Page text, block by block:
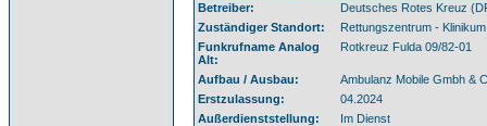
Betreiber:
Deutsches Rotes Kreuz
Zuständiger Standort:
Rettungszentrum - Klinikum
Funkrufname Analog
Alt:
Rotkreuz Fulda 09/82-01
Aufbau / Ausbau:
Ambulanz Mobile Gmbh &
Erstzulassung:
04.2024
Außerdienststellung:
Im Dienst